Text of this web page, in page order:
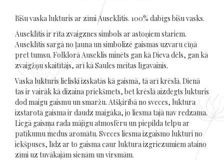
Bišu vaska lukturis ar zīmi Auseklītis. 100% dabīgs bišu vasks.
Auseklītis ir rīta zvaigznes simbols ar astoņiem stariem.
Auseklītis sargā no ļauna un simbolizē gaismas uzvaru cīņā
pret tumsu. Folklorā Auseklis minēts gan kā Dieva dēls, gan kā
zvaigžņu skaitītājs, arī kā Saules meitas līgavainis.
Vaska lukturis lieliski izskatās kā gaismā, tā arī krēslā. Dienā
tas ir vairāk kā dizaina priekšmets, bet krēslā aizdegts lukturis
dod maigu gaismu un smaržu. Atšķirībā no sveces, luktura
izstarotā gaisma ir daudz maigāka, jo liesma tajā nav redzama.
Liegā gaisma rada mājīgu atmosfēru un piepilda telpu ar
patīkumu medus aromātu. Sveces liesma izgaismo lukturi no
iekšpuses, līdz ar to gaisma caur luktura izgriezumiem ataino
zīmi uz tuvākajām sienām un virsmām.